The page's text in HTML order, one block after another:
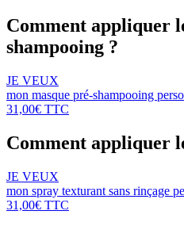
Comment appliquer
shampooing ?
JE VEUX
mon masque pré-shampooing
31,00€ TTC
Comment appliquer
JE VEUX
mon spray texturant sans rinçage
31,00€ TTC